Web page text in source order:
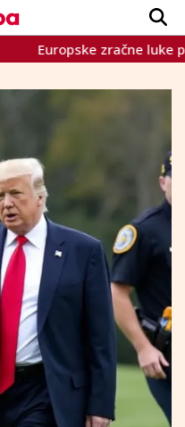
2023.zračne luke